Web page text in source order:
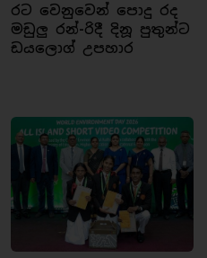
රට වෙනුවෙන් පොදු රද
මඩුලු රන්-රිදී දිනූ පුතුන්ට
ඩයලොග් උපහාර